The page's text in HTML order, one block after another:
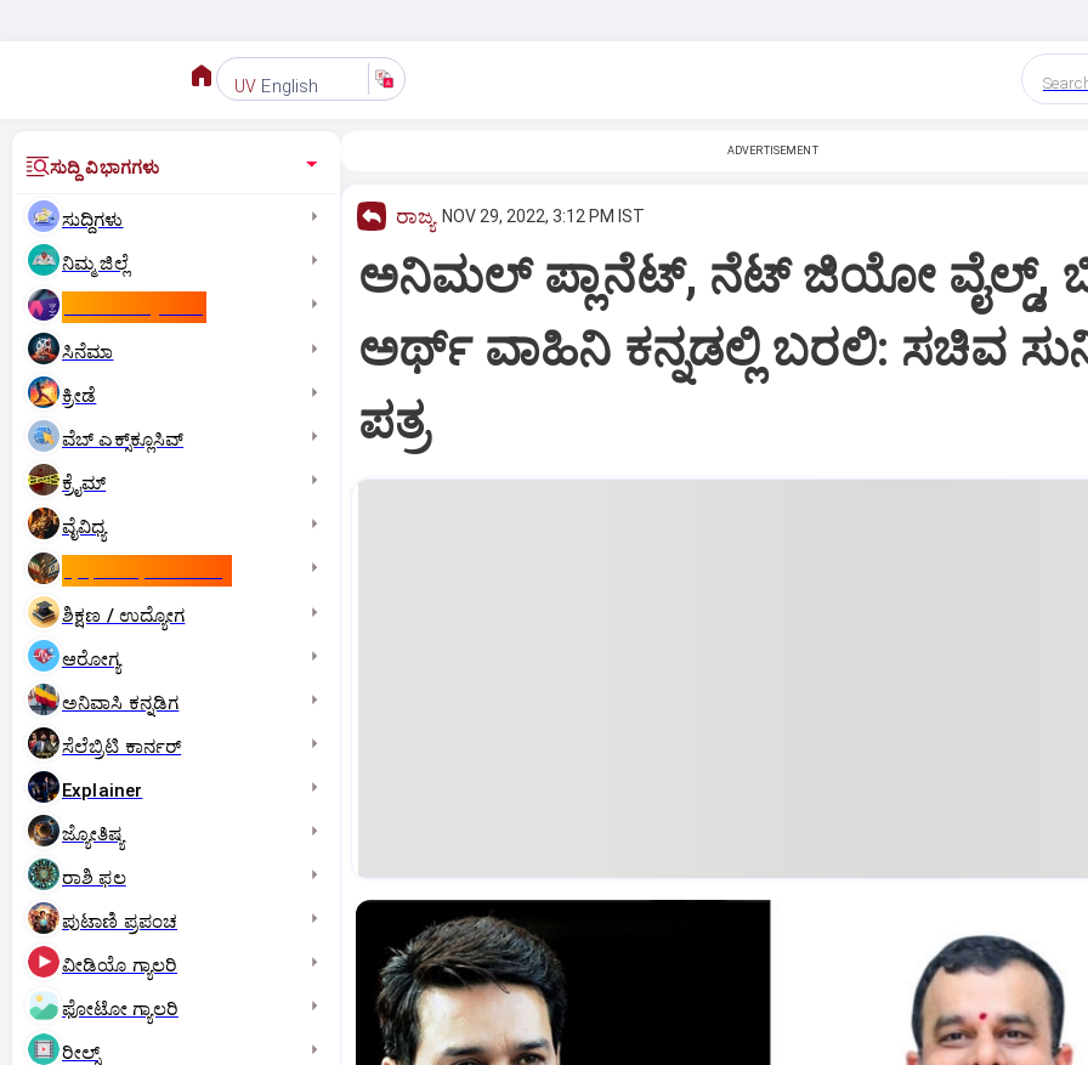
UV English
ಸುದ್ದಿ ವಿಭಾಗಗಳು
ಸುದ್ದಿಗಳು
ನಿಮ್ಮ ಜಿಲ್ಲೆ
ಸಿನೆಮಾ
ಕ್ರೀಡೆ
ವೆಬ್ ಎಕ್ಸ್‌ಕ್ಲೂಸಿವ್
ಕ್ರೈಮ್
ವೈವಿಧ್ಯ
ಶಿಕ್ಷಣ / ಉದ್ಯೋಗ
ಆರೋಗ್ಯ
ಅನಿವಾಸಿ ಕನ್ನಡಿಗ
ಸೆಲೆಬ್ರಿಟಿ ಕಾರ್ನರ್‌
Explainer
ಜ್ಯೋತಿಷ್ಯ
ರಾಶಿ ಫಲ
ಪುಟಾಣಿ ಪ್ರಪಂಚ
ವೀಡಿಯೊ ಗ್ಯಾಲರಿ
ಫೋಟೋ ಗ್ಯಾಲರಿ
ರೀಲ್ಸ್
ADVERTISEMENT
ರಾಜ್ಯ NOV 29, 2022, 3:12 PM IST
ಅನಿಮಲ್ ಪ್ಲಾನೆಟ್, ನೆಟ್ ಜಿಯೋ ವೈಲ್ಡ್,
ಅರ್ಥ್ ವಾಹಿನಿ ಕನ್ನಡಲ್ಲಿ ಬರಲಿ: ಸಚಿವ
ಪತ್ರ